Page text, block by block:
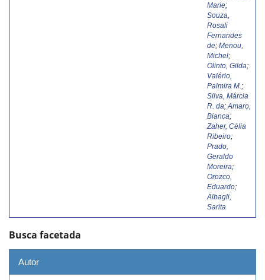
Marie;
Souza,
Rosali
Fernandes
de; Menou,
Michel;
Olinto, Gilda;
Valério,
Palmira M. ;
Silva, Márcia
R. da; Amaro,
Bianca;
Zaher, Célia
Ribeiro;
Prado,
Geraldo
Moreira;
Orozco,
Eduardo;
Albagli,
Sarita
Busca facetada
Autor